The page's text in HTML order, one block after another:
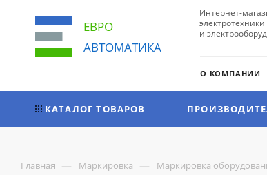
ЕВРО
АВТОМАТИКА
Интернет-
электротехники
и
О КОМПАНИИ
КАТАЛОГ ТОВАРОВ
Главная — Маркировка — Маркировка